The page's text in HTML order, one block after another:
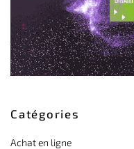
Catégories
Achat en ligne